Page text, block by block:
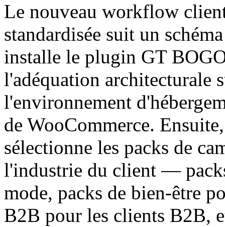
Le nouveau workflow
standardisée suit un
installe le plugin GT
l'adéquation architecturale
l'environnement
de WooCommerce.
sélectionne les packs de
l'industrie du client —
mode, packs de bien-être
B2B pour les clients B2B,